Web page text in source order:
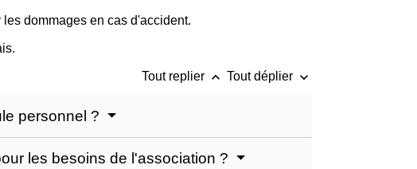
les dommages en cas d'accident.
Tout replier keyboard_arrow_up Tout déplier keyboard_arrow_down
personnel ?
les besoins de l'association ?